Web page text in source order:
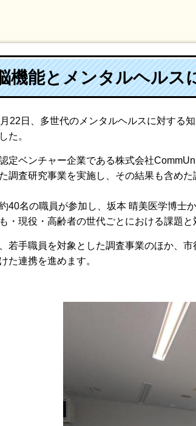
機能とメンタルヘルス
22日、多世代のメンタルヘルスに対する
た。
定ベンチャー企業である株式会社
調査研究事業を実施し、その結果も含めた
40名の職員が参加し、坂本 晴美医学博士
・現役・高齢者の世代ごとにおける課題と
若手職員を対象とした調査事業のほか、
た連携を進めます。